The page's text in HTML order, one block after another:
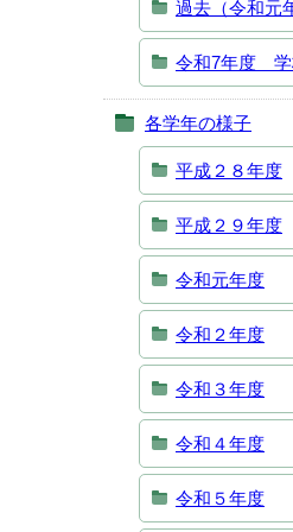
過去（令和元
令和7年度 学
各学年の様子
平成２８年度
平成２９年度
令和元年度
令和２年度
令和３年度
令和４年度
令和５年度